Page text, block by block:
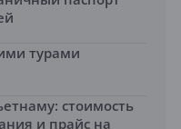
турами
стоимость
и прайс на